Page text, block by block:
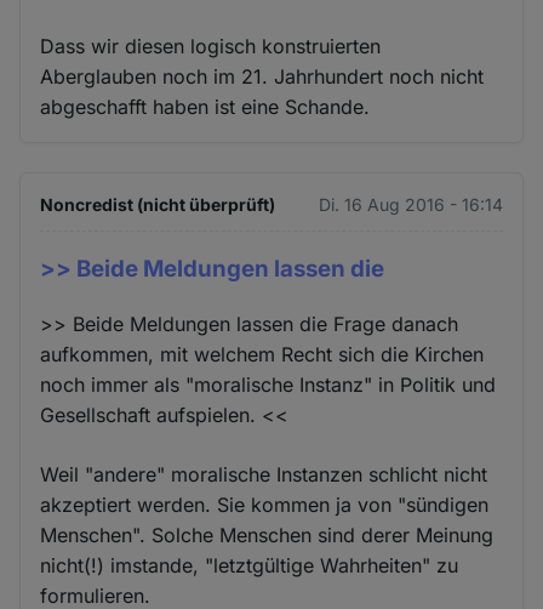
Dass wir diesen logisch konstruierten
Aberglauben noch im 21. Jahrhundert noch nicht
abgeschafft haben ist eine Schande.
Noncredist (nicht überprüft) Di. 16 Aug 2016 - 16:14
>> Beide Meldungen lassen die
>> Beide Meldungen lassen die Frage danach
aufkommen, mit welchem Recht sich die Kirchen
noch immer als "moralische Instanz" in Politik und
Gesellschaft aufspielen. <<
Weil "andere" moralische Instanzen schlicht nicht
akzeptiert werden. Sie kommen ja von "sündigen
Menschen". Solche Menschen sind derer Meinung
nicht(!) imstande, "letztgültige Wahrheiten" zu
formulieren.